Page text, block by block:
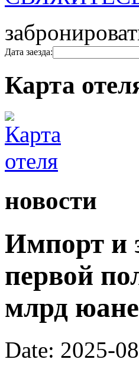
Дата заезда:
Карта
новости
Импорт и
первой
млрд
Date: 2025-